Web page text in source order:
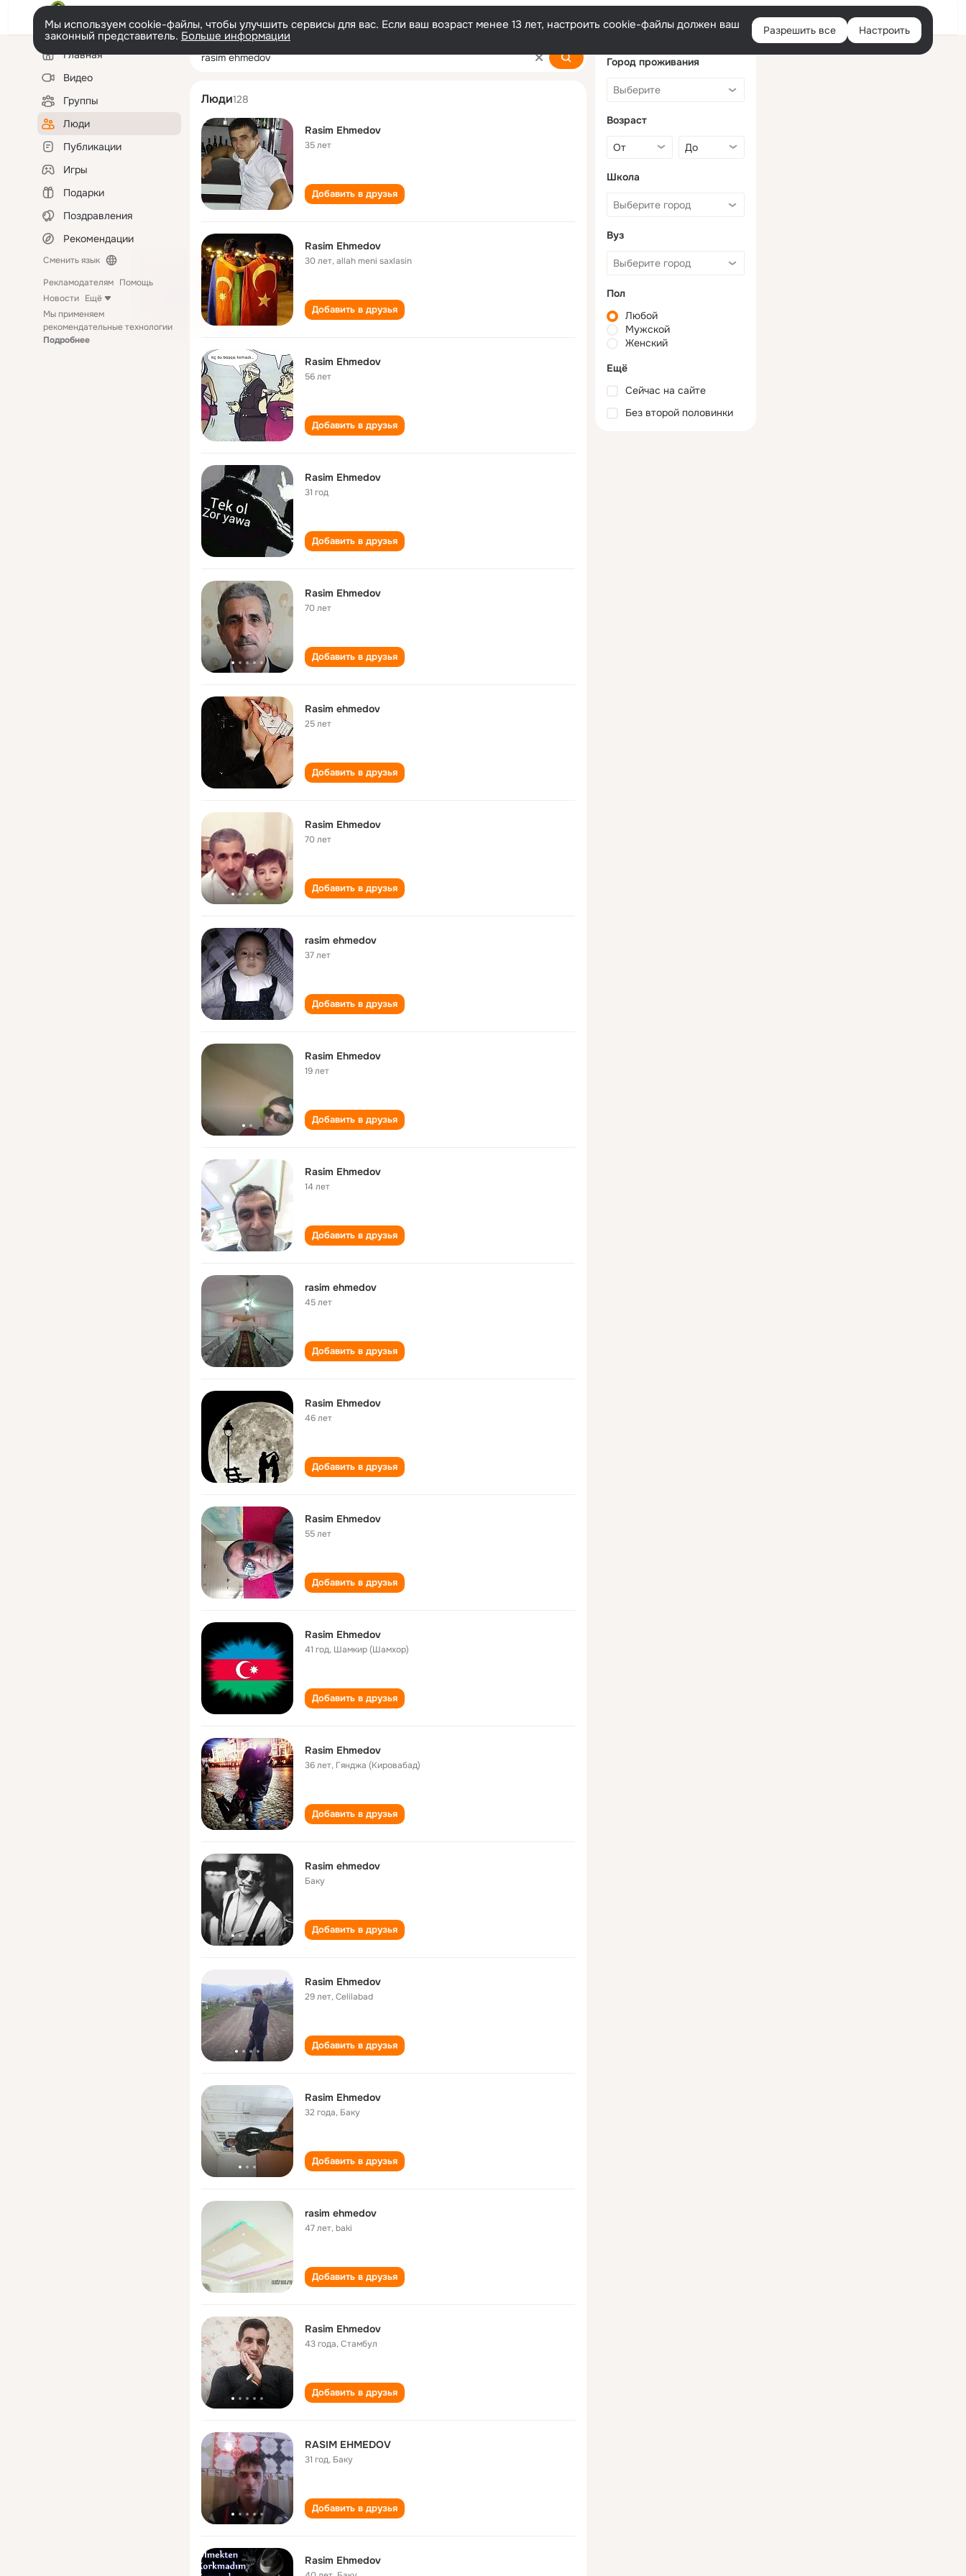
Войти
Мы используем cookie-файлы, чтобы улучшить сервисы для вас. Если ваш возраст менее 13 лет, настроить cookie-файлы должен ваш
законный представитель. Больше информации Разрешить все Настроить
Левая
колонкаГлавная
Видео
Группы
Люди
Публикации
Игры
Подарки
Поздравления
Рекомендации
Сменить язык
Рекламодателям Помощь
Новости Ещё
Мы применяем
рекомендательные технологии
Подробнее
rasim ehmedov
Люди128
Rasim Ehmedov
35 лет
Добавить в друзья
Rasim Ehmedov
30 лет,allah meni saxlasin
Добавить в друзья
Rasim Ehmedov
56 лет
Добавить в друзья
Rasim Ehmedov
31 год
Добавить в друзья
Rasim Ehmedov
70 лет
Добавить в друзья
Rasim ehmedov
25 лет
Добавить в друзья
Rasim Ehmedov
70 лет
Добавить в друзья
rasim ehmedov
37 лет
Добавить в друзья
Rasim Ehmedov
19 лет
Добавить в друзья
Rasim Ehmedov
14 лет
Добавить в друзья
rasim ehmedov
45 лет
Добавить в друзья
Rasim Ehmedov
46 лет
Добавить в друзья
Rasim Ehmedov
55 лет
Добавить в друзья
Rasim Ehmedov
41 год, Шамкир (Шамхор)
Добавить в друзья
Rasim Ehmedov
36 лет, Гянджа (Кировабад)
Добавить в друзья
Rasim ehmedov
Баку
Добавить в друзья
Rasim Ehmedov
29 лет,Celilabad
Добавить в друзья
Rasim Ehmedov
32 года, Баку
Добавить в друзья
rasim ehmedov
47 лет,baki
Добавить в друзья
Rasim Ehmedov
43 года,Стамбул
Добавить в друзья
RASIM EHMEDOV
31 год, Баку
Добавить в друзья
Rasim Ehmedov
Город проживания
Возраст
Школа
Вуз
Пол
Любой
Мужской
Женский
Ещё
Сейчас на сайте
Без второй половинки